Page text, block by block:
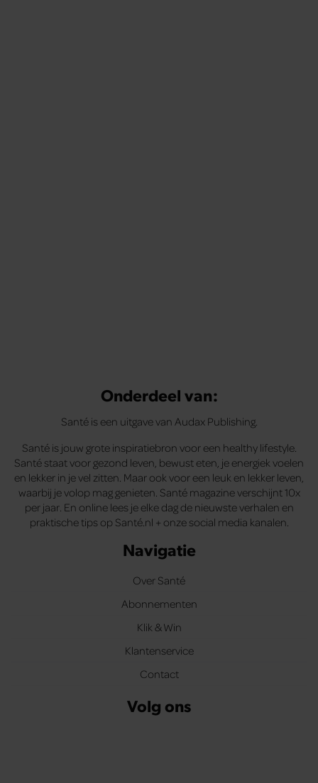
Onderdeel van:
Santé is een uitgave van Audax Publishing.
Santé is jouw grote inspiratiebron voor een healthy lifestyle.
Santé staat voor gezond leven, bewust eten, je energiek voelen
en lekker in je vel zitten. Maar ook voor een leuk en lekker leven,
waarbij je volop mag genieten. Santé magazine verschijnt 10x
per jaar. En online lees je elke dag de nieuwste verhalen en
praktische tips op Santé.nl + onze social media kanalen.
Navigatie
Over Santé
Abonnementen
Klik & Win
Klantenservice
Contact
Volg ons